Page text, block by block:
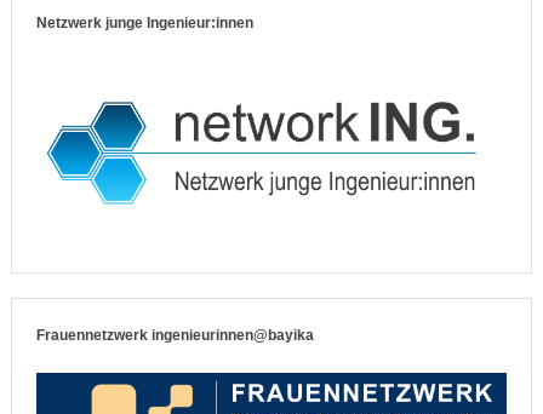
Netzwerk junge Ingenieur:innen
Frauennetzwerk ingenieurinnen@bayika